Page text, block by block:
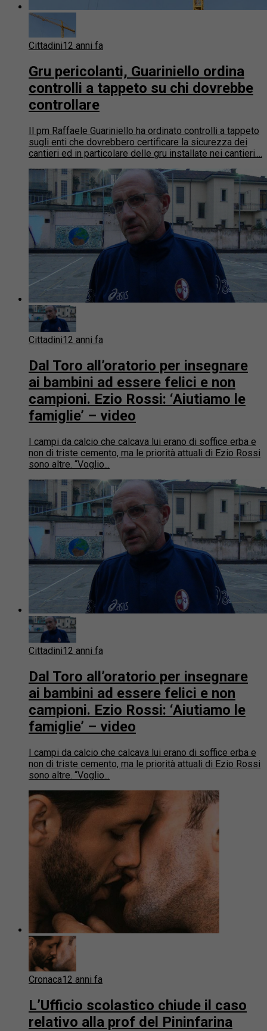
Cittadini12 anni fa
Gru pericolanti, Guariniello ordina
controlli a tappeto su chi dovrebbe
controllare
Il pm Raffaele Guariniello ha ordinato controlli a tappeto
sugli enti che dovrebbero certificare la sicurezza dei
cantieri ed in particolare delle gru installate nei cantieri....
Cittadini12 anni fa
Dal Toro all’oratorio per insegnare
ai bambini ad essere felici e non
campioni. Ezio Rossi: ‘Aiutiamo le
famiglie’ – video
I campi da calcio che calcava lui erano di soffice erba e
non di triste cemento, ma le priorità attuali di Ezio Rossi
sono altre. “Voglio...
Cittadini12 anni fa
Dal Toro all’oratorio per insegnare
ai bambini ad essere felici e non
campioni. Ezio Rossi: ‘Aiutiamo le
famiglie’ – video
I campi da calcio che calcava lui erano di soffice erba e
non di triste cemento, ma le priorità attuali di Ezio Rossi
sono altre. “Voglio...
Cronaca12 anni fa
L’Ufficio scolastico chiude il caso
relativo alla prof del Pininfarina